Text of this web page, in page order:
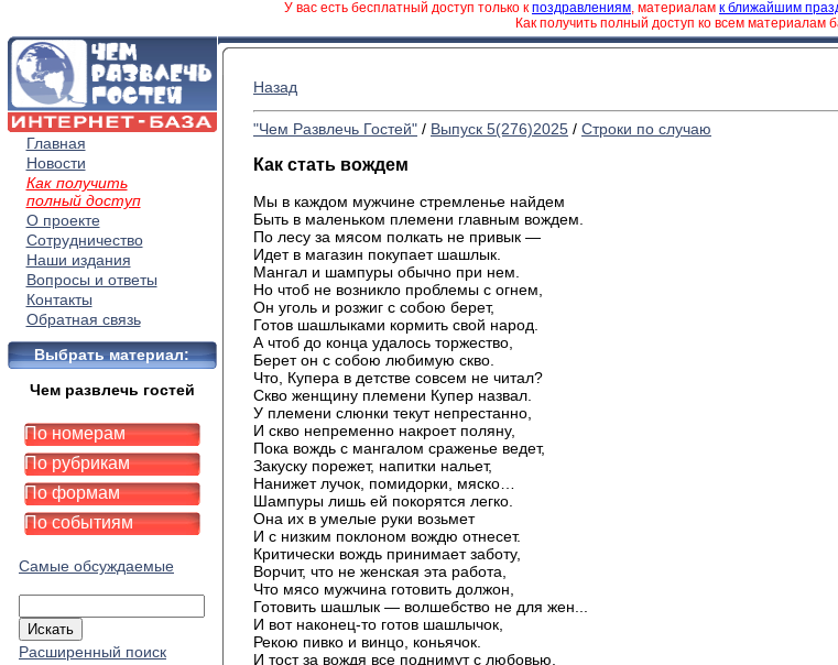
У вас есть бесплатный доступ только к поздравлениям, материалам к ближайшим
Как получить полный доступ ко всем материалам
Главная
Новости
Как получить
полный доступ
О проекте
Сотрудничество
Наши издания
Вопросы и ответы
Контакты
Обратная связь
Выбрать материал:
Чем развлечь гостей
По номерам
По рубрикам
По формам
По событиям
Самые обсуждаемые
Расширенный поиск
Назад
"Чем Развлечь Гостей" / Выпуск 5(276)2025 / Строки по случаю
Как стать вождем
Мы в каждом мужчине стремленье найдем
Быть в маленьком племени главным вождем.
По лесу за мясом полкать не привык —
Идет в магазин покупает шашлык.
Мангал и шампуры обычно при нем.
Но чтоб не возникло проблемы с огнем,
Он уголь и розжиг с собою берет,
Готов шашлыками кормить свой народ.
А чтоб до конца удалось торжество,
Берет он с собою любимую скво.
Что, Купера в детстве совсем не читал?
Скво женщину племени Купер назвал.
У племени слюнки текут непрестанно,
И скво непременно накроет поляну,
Пока вождь с мангалом сраженье ведет,
Закуску порежет, напитки нальет,
Нанижет лучок, помидорки, мяско…
Шампуры лишь ей покорятся легко.
Она их в умелые руки возьмет
И с низким поклоном вождю отнесет.
Критически вождь принимает заботу,
Ворчит, что не женская эта работа,
Что мясо мужчина готовить должон,
Готовить шашлык — волшебство не для жен...
И вот наконец-то готов шашлычок,
Рекою пивко и винцо, коньячок.
И тост за вождя все поднимут с любовью,